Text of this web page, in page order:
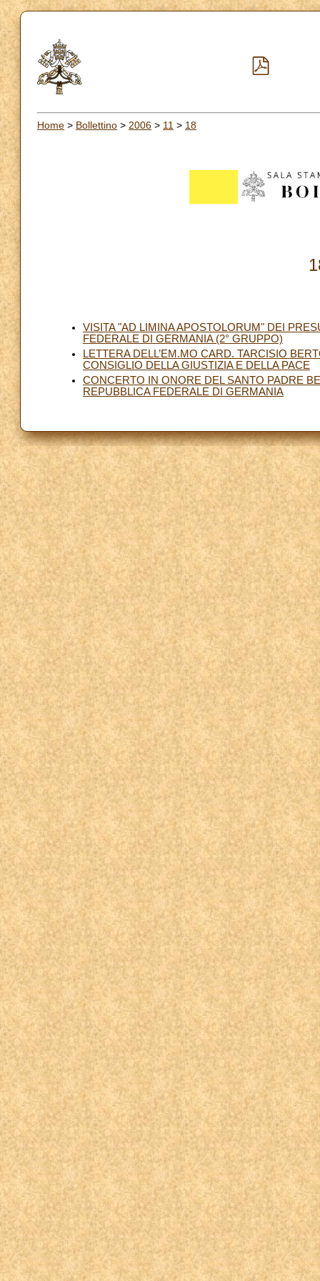
Home > Bollettino > 2006 > 11 > 18
VISITA "AD LIMINA APOSTOLORUM" DEI
FEDERALE DI GERMANIA (2° GRUPPO)
LETTERA DELL’EM.MO CARD. TARCISIO
CONSIGLIO DELLA GIUSTIZIA E DELLA PACE
CONCERTO IN ONORE DEL SANTO PADRE
REPUBBLICA FEDERALE DI GERMANIA